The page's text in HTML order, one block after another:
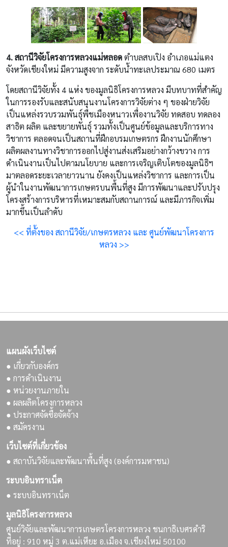
4. สถานีวิจัยโครงการหลวงแม่หลอดตำบลสบเปิง อำเภอแม่แตง
จังหวัดเชียงใหม่ มีความสูงจาก ระดับน้ำทะเลประมาณ 680 เมตร
โดยสถานีวิจัยทั้ง 4 แห่ง ของมูลนิธิโครงการหลวง มีบทบาทที่สำคัญ
ในการรองรับและสนับสนุนงานโครงการวิจัยต่าง ๆ ของฝ่ายวิจัย
เป็นแหล่งรวบรวมพันธุ์พืชเมืองหนาวเพื่องานวิจัย ทดสอบ ทดลอง
สาธิต ผลิต และขยายพันธุ์ รวมทั้งเป็นศูนย์ข้อมูลและบริการทาง
วิชาการ ตลอดจนเป็นสถานที่ฝึกอบรมเกษตรกร ฝึกงานนักศึกษา
ผลิตผลงานทางวิชาการออกไปสู่งานส่งเสริมอย่างกว้างขวาง การ
ดำเนินงานเป็นไปตามนโยบาย และการเจริญเติบโตของมูลนิธิฯ
มาตลอดระยะเวลายาวนาน ยังคงเป็นแหล่งวิชาการ และการเป็น
ผู้นำในงานพัฒนาการเกษตรบนพื้นที่สูง มีการพัฒนาและปรับปรุง
โครงสร้างการบริหารที่เหมาะสมกับสถานการณ์ และมีภารกิจเพิ่ม
มากขึ้นเป็นลำดับ
<< ที่ตั้งของ สถานีวิจัย/เกษตรหลวง และ ศูนย์พัฒนาโครงการ
หลวง >>
แผนผังเว็บไซต์
● เกี่ยวกับองค์กร
● การดำเนินงาน
● หน่วยงานภายใน
● ผลผลิตโครงการหลวง
● ประกาศจัดซื้อจัดจ้าง
● สมัครงาน
เว็บไซต์ที่เกี่ยวข้อง
● สถาบันวิจัยและพัฒนาพื้นที่สูง (องค์การมหาชน)
ระบบอินทราเน็ต
● ระบบอินทราเน็ต
มูลนิธิโครงการหลวง
ศูนย์วิจัยและพัฒนาการเกษตรโครงการหลวง ชนกาธิเบศรดำริ
ที่อยู่ : 910 หมู่ 3 ต.แม่เหียะ อ.เมือง จ.เชียงใหม่ 50100